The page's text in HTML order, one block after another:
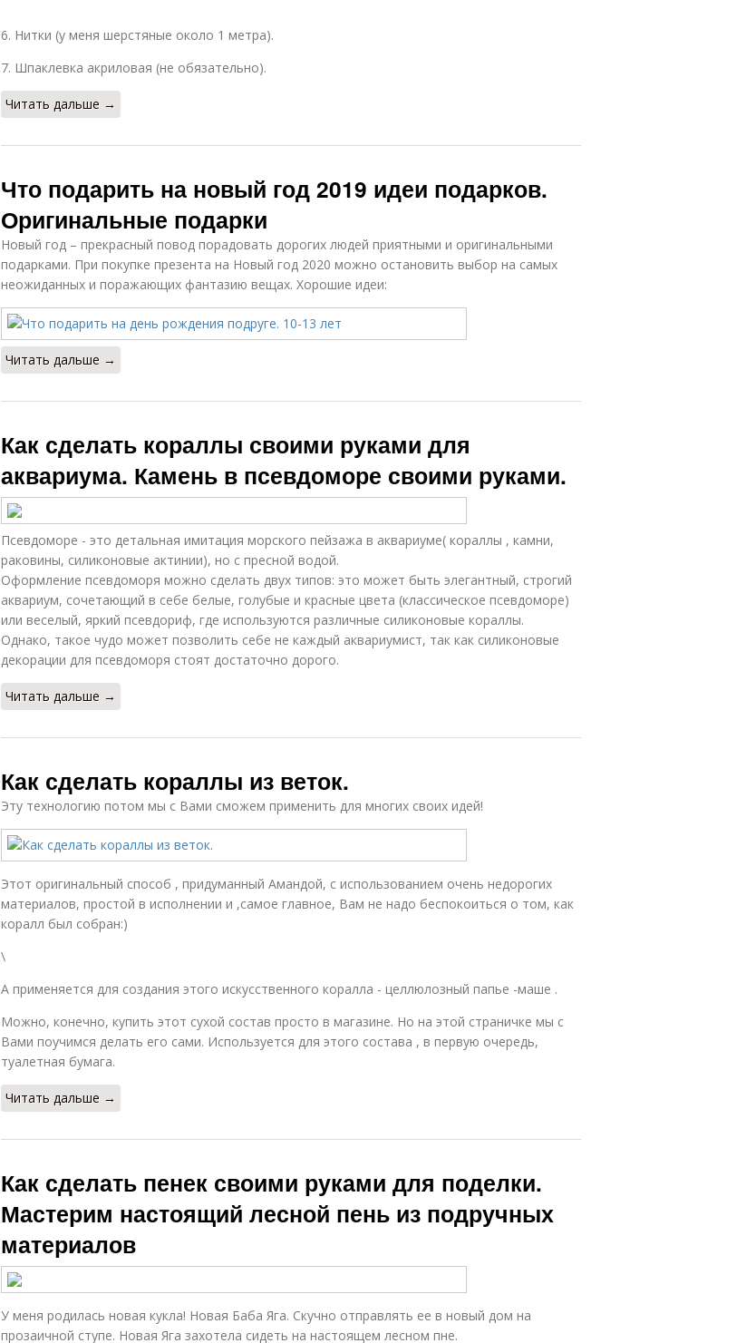
6. Нитки (у меня шерстяные около 1 метра).
7. Шпаклевка акриловая (не обязательно).
Читать дальше →
Что подарить на новый год 2019 идеи подарков.
Оригинальные подарки
Новый год – прекрасный повод порадовать дорогих людей приятными и оригинальными
подарками. При покупке презента на Новый год 2020 можно остановить выбор на самых
неожиданных и поражающих фантазию вещах. Хорошие идеи:
Читать дальше →
Как сделать кораллы своими руками для
аквариума. Камень в псевдоморе своими руками.
Псевдоморе - это детальная имитация морского пейзажа в аквариуме( кораллы , камни,
раковины, силиконовые актинии), но с пресной водой.
Оформление псевдоморя можно сделать двух типов: это может быть элегантный, строгий
аквариум, сочетающий в себе белые, голубые и красные цвета (классическое псевдоморе)
или веселый, яркий псевдориф, где используются различные силиконовые кораллы.
Однако, такое чудо может позволить себе не каждый аквариумист, так как силиконовые
декорации для псевдоморя стоят достаточно дорого.
Читать дальше →
Как сделать кораллы из веток.
Эту технологию потом мы с Вами сможем применить для многих своих идей!
Этот оригинальный способ , придуманный Амандой, с использованием очень недорогих
материалов, простой в исполнении и ,самое главное, Вам не надо беспокоиться о том, как
коралл был собран:)
\
А применяется для создания этого искусственного коралла - целлюлозный папье -маше .
Можно, конечно, купить этот сухой состав просто в магазине. Но на этой страничке мы с
Вами поучимся делать его сами. Используется для этого состава , в первую очередь,
туалетная бумага.
Читать дальше →
Как сделать пенек своими руками для поделки.
Мастерим настоящий лесной пень из подручных
материалов
У меня родилась новая кукла! Новая Баба Яга. Скучно отправлять ее в новый дом на
прозаичной ступе. Новая Яга захотела сидеть на настоящем лесном пне.